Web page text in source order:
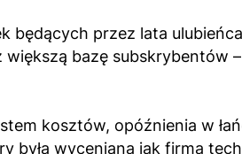
będących przez lata
większą bazę subskrybentów
kosztów, opóźnienia w
była wyceniana jak firma